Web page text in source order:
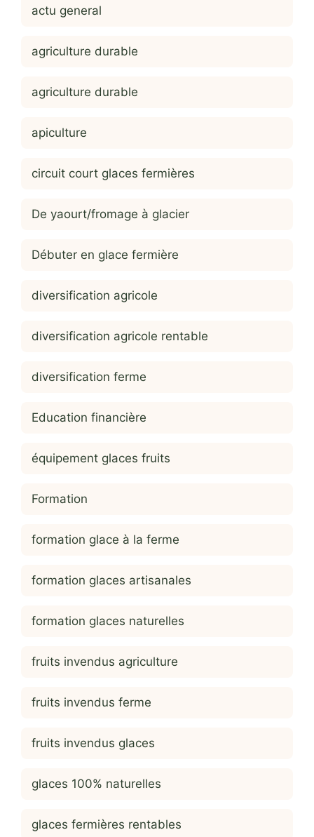
actu general
agriculture durable
agriculture durable
apiculture
circuit court glaces fermières
De yaourt/fromage à glacier
Débuter en glace fermière
diversification agricole
diversification agricole rentable
diversification ferme
Education financière
équipement glaces fruits
Formation
formation glace à la ferme
formation glaces artisanales
formation glaces naturelles
fruits invendus agriculture
fruits invendus ferme
fruits invendus glaces
glaces 100% naturelles
glaces fermières rentables